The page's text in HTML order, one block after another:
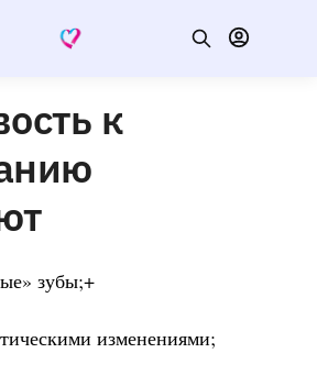
к
зубы;+
изменениями;